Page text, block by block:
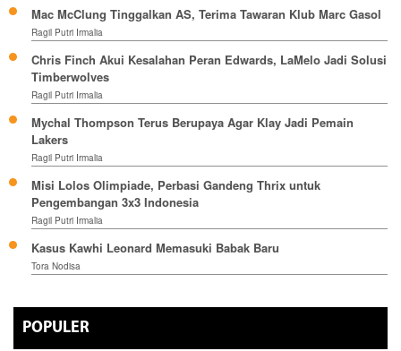
Mac McClung Tinggalkan AS, Terima Tawaran Klub Marc Gasol
Ragil Putri Irmalia
Chris Finch Akui Kesalahan Peran Edwards, LaMelo Jadi Solusi
Timberwolves
Ragil Putri Irmalia
Mychal Thompson Terus Berupaya Agar Klay Jadi Pemain
Lakers
Ragil Putri Irmalia
Misi Lolos Olimpiade, Perbasi Gandeng Thrix untuk
Pengembangan 3x3 Indonesia
Ragil Putri Irmalia
Kasus Kawhi Leonard Memasuki Babak Baru
Tora Nodisa
POPULER